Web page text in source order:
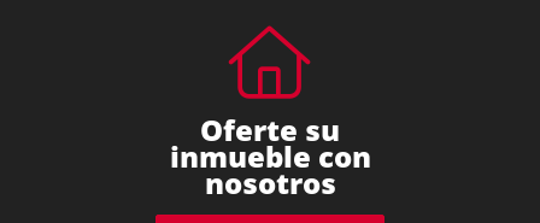
Oferte su
inmueble con
nosotros